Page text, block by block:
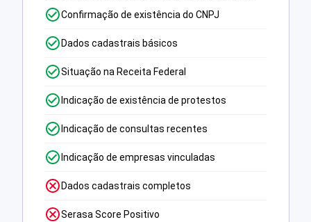
Confirmação de existência do CNPJ
Dados cadastrais básicos
Situação na Receita Federal
Indicação de existência de protestos
Indicação de consultas recentes
Indicação de empresas vinculadas
Dados cadastrais completos
Serasa Score Positivo